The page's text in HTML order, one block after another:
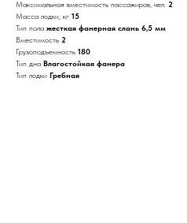
Максимальная вместимость пассажиров, чел. 2
Масса лодки, кг 15
Тип пола жесткая фанерная слань 6,5 мм
Вместимость 2
Грузоподъемность 180
Тип дна Влагостойкая фанера
Тип лодки Гребная